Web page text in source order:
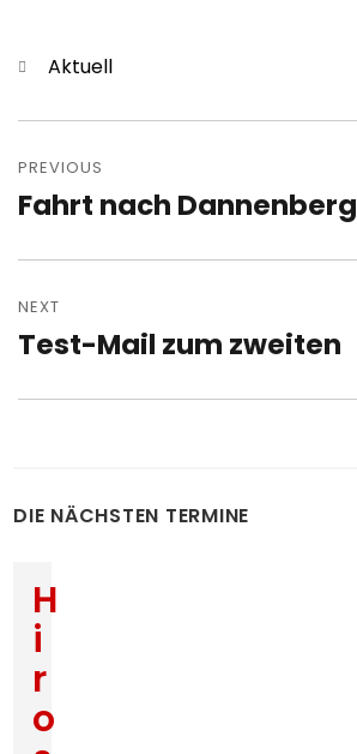
Categories
Aktuell
navigation
PREVIOUS
Previous
Fahrt nach Dannenberg
NEXT
Next
Test-Mail zum zweiten
DIE NÄCHSTEN TERMINE
H
i
r
o